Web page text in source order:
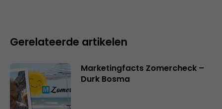
Gerelateerde artikelen
Marketingfacts Zomercheck –
Durk Bosma